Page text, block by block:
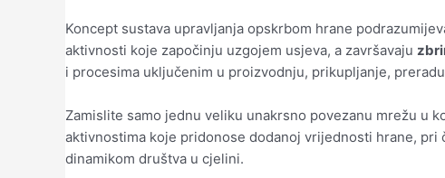
Koncept sustava upravljanja opskrbom hrane
aktivnosti koje započinju uzgojem usjeva, a završavaju
i procesima uključenim u proizvodnju, prikupljanje,
Zamislite samo jednu veliku unakrsno povezanu mrežu u
aktivnostima koje pridonose dodanoj vrijednosti hrane,
dinamikom društva u cjelini.